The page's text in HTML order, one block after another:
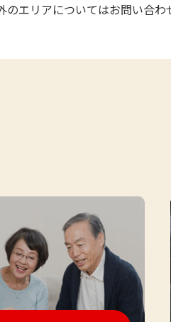
エリアについてはお問い合わ